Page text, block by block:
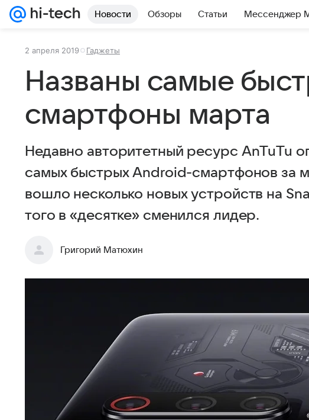
Новости Обзоры Статьи Мессенджер
2 апреля 2019 Гаджеты
Названы самые
смартфоны марта
Недавно авторитетный ресурс AnTuTu
самых быстрых Android-смартфонов за
вошло несколько новых устройств на
того в «десятке» сменился лидер.
Григорий Матюхин